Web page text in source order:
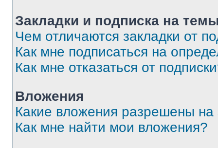
Закладки и подписка на
Чем отличаются закладки от
Как мне подписаться на
Как мне отказаться от
Вложения
Какие вложения разрешены
Как мне найти мои вложения?